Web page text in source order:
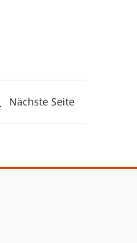
Nächste Seite